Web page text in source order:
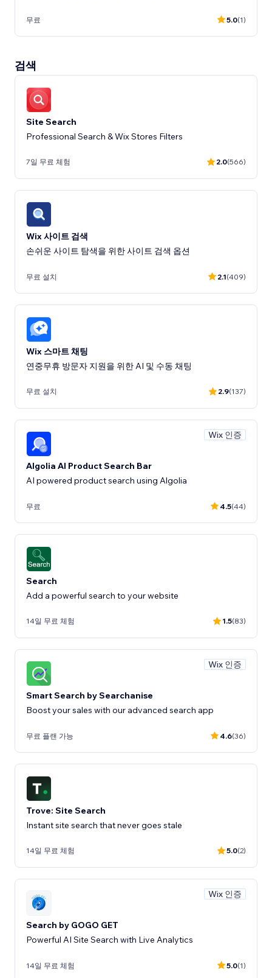
무료 5.0(1)
검색
Site Search
Professional Search & Wix Stores Filters
7일 무료 체험 2.0(566)
Wix 사이트 검색
무료 설치 2.1(409)
Wix 스마트 채팅
연중무휴 방문자 지원을 위한 AI 및 수동 채팅
무료 설치 2.9(137)
Wix 인증
Algolia AI Product Search Bar
AI powered product search using Algolia
무료 4.5(44)
Search
Add a powerful search to your website
14일 무료 체험 1.5(83)
Wix 인증
Smart Search by Searchanise
Boost your sales with our advanced search app
무료 플랜 가능 4.6(36)
Trove: Site Search
Instant site search that never goes stale
14일 무료 체험 5.0(2)
Wix 인증
Search by GOGO GET
Powerful AI Site Search with Live Analytics
14일 무료 체험 5.0(1)